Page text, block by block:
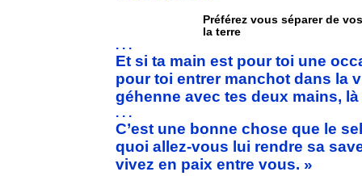
Préférez vous séparer de
la terre
. . .
Et si ta main est pour toi une
pour toi entrer manchot dans la
géhenne avec tes deux mains,
. . .
C’est une bonne chose que le
quoi allez-vous lui rendre sa
vivez en paix entre vous. »